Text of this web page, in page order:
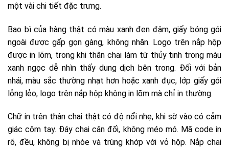
một vài chi tiết đặc trưng.
Bao bì của hàng thật có màu xanh đen đậm, giấy bóng gói
ngoài được gấp gọn gàng, không nhăn. Logo trên nắp hộp
được in lõm, trong khi thân chai làm từ thủy tinh trong màu
xanh ngọc dễ nhìn thấy dung dịch bên trong. Đối với bản
nhái, màu sắc thường nhạt hơn hoặc xanh đục, lớp giấy gói
lỏng lẻo, logo trên nắp hộp không in lõm mà chỉ in thường.
Chữ in trên thân chai thật có độ nổi nhẹ, khi sờ vào có cảm
giác cộm tay. Đáy chai cân đối, không méo mó. Mã code in
rõ, đều, không bị nhòe và trùng khớp với vỏ hộp. Nắp chai